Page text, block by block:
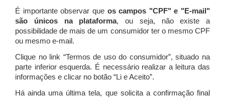
É importante observar que os campos "CPF" e "E-mail"
são únicos na plataforma, ou seja, não existe a
possibilidade de mais de um consumidor ter o mesmo CPF
ou mesmo e-mail.
Clique no link “Termos de uso do consumidor”, situado na
parte inferior esquerda. É necessário realizar a leitura das
informações e clicar no botão “Li e Aceito”.
Há ainda uma última tela, que solicita a confirmação final